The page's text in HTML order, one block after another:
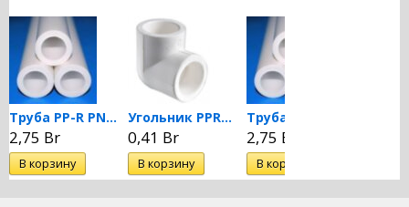
Труба PP-R PN 20 DN 32...
2,75 Br
Угольник PPRC 90 гр. 32...
0,41 Br 2,75 Br